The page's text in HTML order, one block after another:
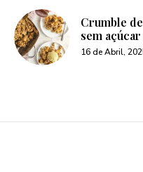
Crumble
sem
16 de Abril,